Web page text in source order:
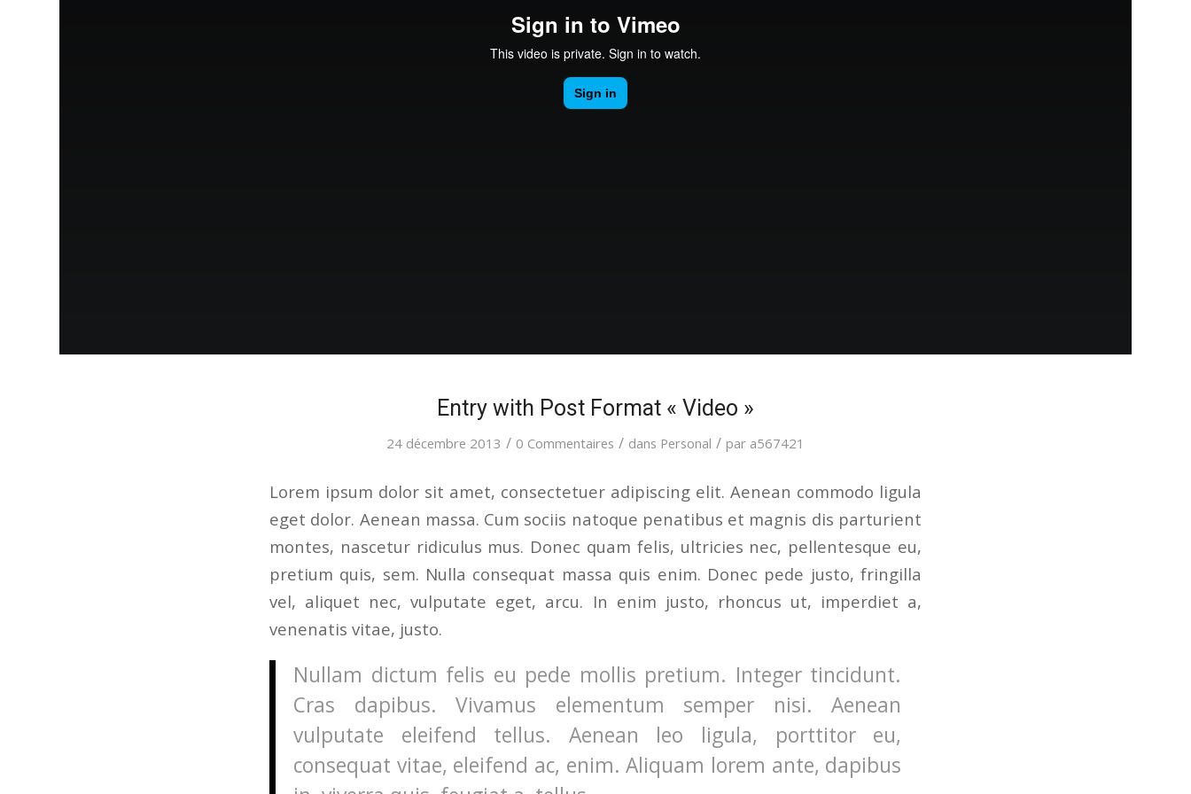
Entry with Post Format « Video »
24 décembre 2013 / 0 Commentaires / dans Personal / par a567421
Lorem ipsum dolor sit amet, consectetuer adipiscing elit. Aenean commodo ligula
eget dolor. Aenean massa. Cum sociis natoque penatibus et magnis dis parturient
montes, nascetur ridiculus mus. Donec quam felis, ultricies nec, pellentesque eu,
pretium quis, sem. Nulla consequat massa quis enim. Donec pede justo, fringilla
vel, aliquet nec, vulputate eget, arcu. In enim justo, rhoncus ut, imperdiet a,
venenatis vitae, justo.
Nullam dictum felis eu pede mollis pretium. Integer tincidunt.
Cras dapibus. Vivamus elementum semper nisi. Aenean
vulputate eleifend tellus. Aenean leo ligula, porttitor eu,
consequat vitae, eleifend ac, enim. Aliquam lorem ante, dapibus